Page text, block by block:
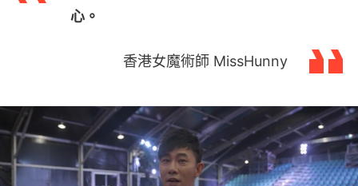
心。
香港女魔術師 MissHunny